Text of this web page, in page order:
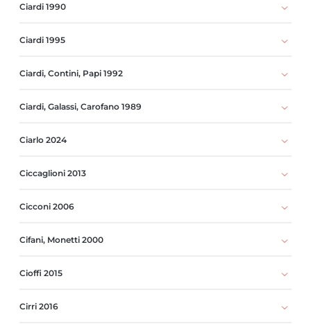
Ciardi 1990
Ciardi 1995
Ciardi, Contini, Papi 1992
Ciardi, Galassi, Carofano 1989
Ciarlo 2024
Ciccaglioni 2013
Cicconi 2006
Cifani, Monetti 2000
Cioffi 2015
Cirri 2016